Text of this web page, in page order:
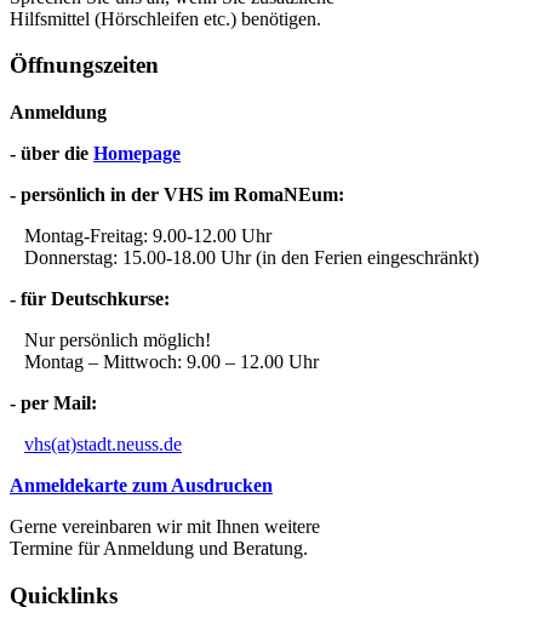
Hilfsmittel (Hörschleifen etc.) benötigen.
Öffnungszeiten
Anmeldung
- über die Homepage
- persönlich in der VHS im RomaNEum:
Montag-Freitag: 9.00-12.00 Uhr
Donnerstag: 15.00-18.00 Uhr (in den Ferien eingeschränkt)
- für Deutschkurse:
Nur persönlich möglich!
Montag – Mittwoch: 9.00 – 12.00 Uhr
- per Mail:
vhs(at)stadt.neuss.de
Anmeldekarte zum Ausdrucken
Gerne vereinbaren wir mit Ihnen weitere
Termine für Anmeldung und Beratung.
Quicklinks